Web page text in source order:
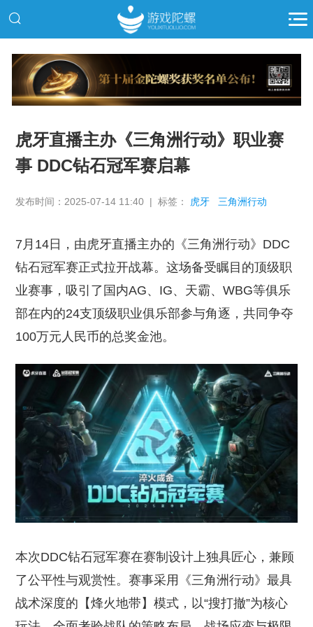
推广
虎牙直播主办《三角洲行动》职业赛
事 DDC钻石冠军赛启幕
发布时间：2025-07-14 11:40 | 标签： 虎牙 三角洲行动
7月14日，由虎牙直播主办的《三角洲行动》DDC
钻石冠军赛正式拉开战幕。这场备受瞩目的顶级职
业赛事，吸引了国内AG、IG、天霸、WBG等俱乐
部在内的24支顶级职业俱乐部参与角逐，共同争夺
100万元人民币的总奖金池。
本次DDC钻石冠军赛在赛制设计上独具匠心，兼顾
了公平性与观赏性。赛事采用《三角洲行动》最具
战术深度的【烽火地带】模式，以“搜打撤”为核心